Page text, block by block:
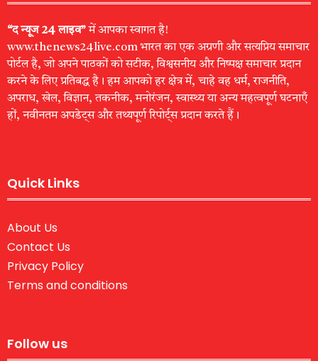
“द न्यूज 24 लाइव”में आपका स्वागत है!
www.thenews24live.com भारत का एक अग्रणी और सत्यप्रिय समाचार
पोर्टल है, जो अपने पाठकों को सटीक, विश्वसनीय और निष्पक्ष समाचार प्रदान
करने के लिए प्रतिबद्ध है। हम आपको हर क्षेत्र में, चाहे वह धर्म, राजनीति,
अपराध, खेल, विज्ञान, तकनीक, मनोरंजन, स्वास्थ्य या अन्य महत्वपूर्ण घटनाएँ
हों, नवीनतम अपडेट्स और तथ्यपूर्ण रिपोर्ट्स प्रदान करते हैं।
Quick Links
About Us
Contact Us
Privacy Policy
Terms and conditions
Follow us